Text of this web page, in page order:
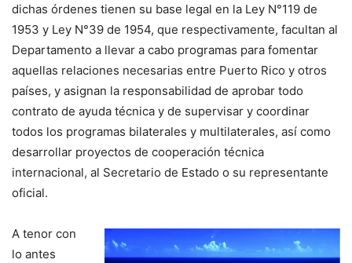
dichas órdenes tienen su base legal en la Ley N°119 de
1953 y Ley N°39 de 1954, que respectivamente, facultan al
Departamento a llevar a cabo programas para fomentar
aquellas relaciones necesarias entre Puerto Rico y otros
países, y asignan la responsabilidad de aprobar todo
contrato de ayuda técnica y de supervisar y coordinar
todos los programas bilaterales y multilaterales, así como
desarrollar proyectos de cooperación técnica
internacional, al Secretario de Estado o su representante
oficial.
A tenor con
lo antes